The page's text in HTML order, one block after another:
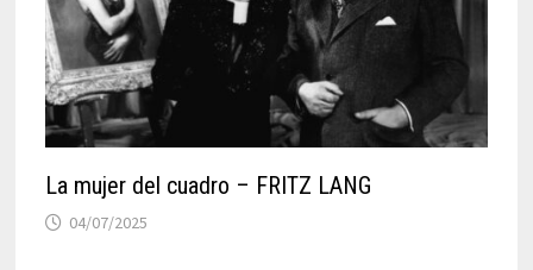
La mujer del cuadro – FRITZ LANG
04/07/2025